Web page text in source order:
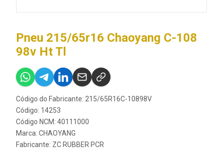
Pneu 215/65r16 Chaoyang C-108
98v Ht Tl
Código do Fabricante: 215/65R16C-10898V
Código: 14253
Código NCM: 40111000
Marca: CHAOYANG
Fabricante: ZC RUBBER PCR